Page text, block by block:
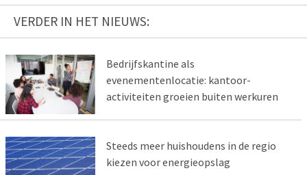
VERDER IN HET NIEUWS:
Bedrijfskantine als
evenementenlocatie: kantoor-
activiteiten groeien buiten werkuren
Steeds meer huishoudens in de regio
kiezen voor energieopslag